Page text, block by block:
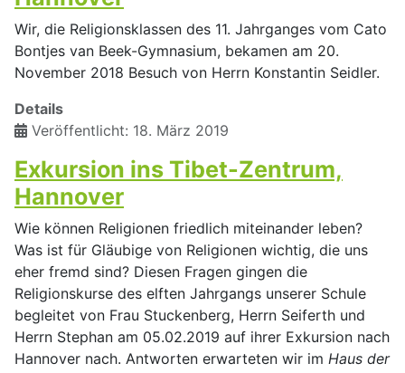
Wir, die Religionsklassen des 11. Jahrganges vom Cato
Bontjes van Beek-Gymnasium, bekamen am 20.
November 2018 Besuch von Herrn Konstantin Seidler.
Details
Veröffentlicht: 18. März 2019
Exkursion ins Tibet-Zentrum,
Hannover
Wie können Religionen friedlich miteinander leben?
Was ist für Gläubige von Religionen wichtig, die uns
eher fremd sind? Diesen Fragen gingen die
Religionskurse des elften Jahrgangs unserer Schule
begleitet von Frau Stuckenberg, Herrn Seiferth und
Herrn Stephan am 05.02.2019 auf ihrer Exkursion nach
Hannover nach. Antworten erwarteten wir im Haus der